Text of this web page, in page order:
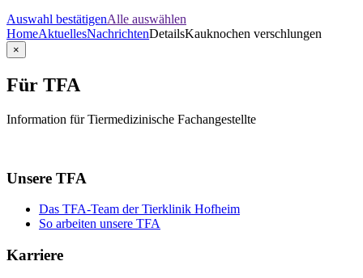
Auswahl bestätigenAlle auswählen
HomeAktuellesNachrichtenDetailsKauknochen verschlungen
×
Für TFA
Information für Tiermedizinische Fachangestellte
Unsere TFA
Das TFA-Team der Tierklinik Hofheim
So arbeiten unsere TFA
Karriere